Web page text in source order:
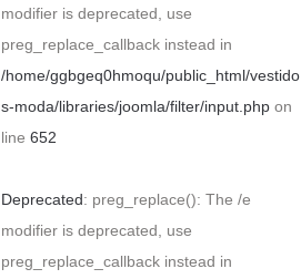
modifier is deprecated, use
preg_replace_callback instead in
/home/ggbgeq0hmoqu/public_html/vestido
s-moda/libraries/joomla/filter/input.php on
line 652
Deprecated: preg_replace(): The /e
modifier is deprecated, use
preg_replace_callback instead in